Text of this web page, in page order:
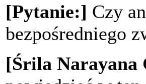
[Pytanie:] Czy
bezpośredniego
[Śrila Narayana